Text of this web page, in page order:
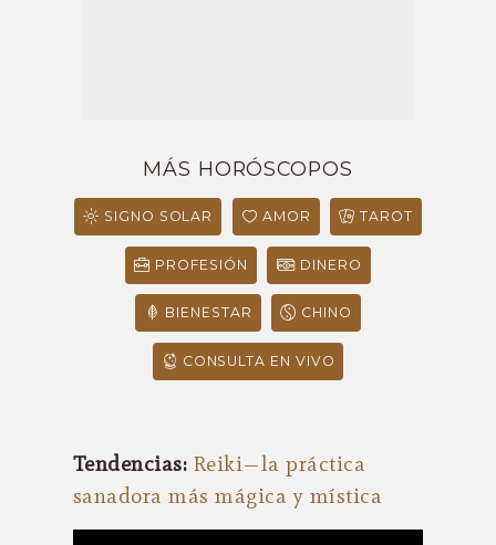
MÁS HORÓSCOPOS
SIGNO SOLAR AMOR TAROT
PROFESIÓN DINERO
BIENESTAR CHINO
CONSULTA EN VIVO
Tendencias: Reiki—la práctica
sanadora más mágica y mística